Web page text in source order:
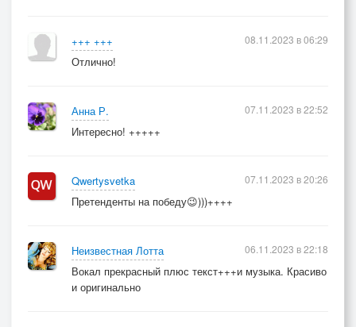
+++ +++
Отлично!
08.11.2023 в 06:29
Анна Р.
Интересно! +++++
07.11.2023 в 22:52
Qwertysvetka
Претенденты на победу😉)))++++
07.11.2023 в 20:26
Неизвестная Лотта
Вокал прекрасный плюс текст+++и музыка. Красиво
и оригинально
06.11.2023 в 22:18